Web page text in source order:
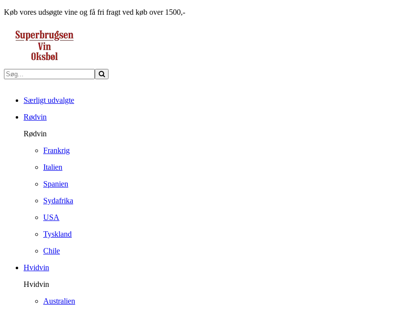
Køb vores udsøgte vine og få fri fragt ved køb over 1500,-
Særligt udvalgte
Rødvin
Rødvin
Frankrig
Italien
Spanien
Sydafrika
USA
Tyskland
Chile
Hvidvin
Hvidvin
Australien